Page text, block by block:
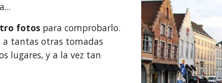
fotos para comprobarlo.
a tantas otras tomadas
lugares, y a la vez tan